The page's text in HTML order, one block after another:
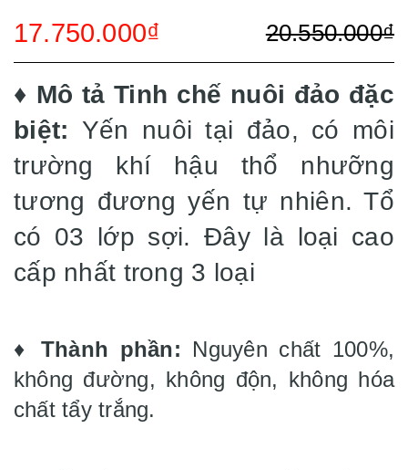
17.750.000₫ 20.550.000₫
♦️ Mô tả Tinh chế nuôi đảo đặc
biệt: Yến nuôi tại đảo, có môi
trường khí hậu thổ nhưỡng
tương đương yến tự nhiên. Tổ
có 03 lớp sợi. Đây là loại cao
cấp nhất trong 3 loại
♦️ Thành phần: Nguyên chất 100%,
không đường, không độn, không hóa
chất tẩy trắng.